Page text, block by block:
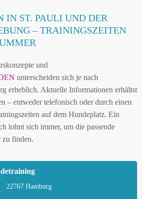
IN ST. PAULI UND DER
– TRAININGSZEITEN
und
unterscheiden sich je nach
erheblich. Aktuelle Informationen erhältst
– entweder telefonisch oder durch einen
auf dem Hundeplatz. Ein
lohnt sich immer, um die passende
zu finden.
22767 Hamburg